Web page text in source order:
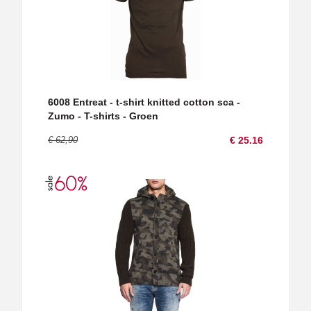
6008 Entreat - t-shirt knitted cotton sca -
Zumo - T-shirts - Groen
€ 62,90 € 25.16